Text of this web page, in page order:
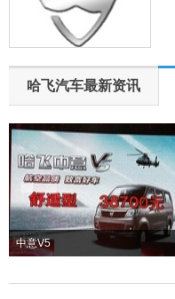
哈飞汽车最新资讯
中意V5